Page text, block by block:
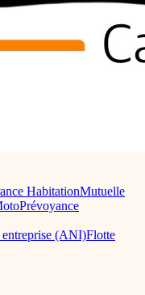
HabitationMutuelle
Prévoyance
(ANI)Flotte